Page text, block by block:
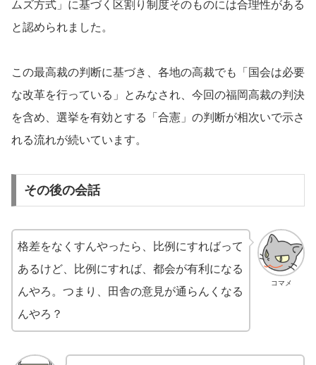
ムズ方式」に基づく区割り制度そのものには合理性がある
と認められました。
この最高裁の判断に基づき、各地の高裁でも「国会は必要
な改革を行っている」とみなされ、今回の福岡高裁の判決
を含め、選挙を有効とする「合憲」の判断が相次いで示さ
れる流れが続いています。
その後の会話
コマメ
格差をなくすんやったら、比例にすればって
あるけど、比例にすれば、都会が有利になる
んやろ。つまり、田舎の意見が通らんくなる
んやろ？